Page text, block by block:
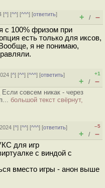
[^] [^^] [^^^] [ответить]
+ / –
с 100% фризом при
есть только для иксов,
я не понимаю,
[^] [^^] [^^^] [ответить]
+1
+ / –
cовсем никак - через
большой текст свёрнут,
[^] [^^] [^^^] [ответить]
–5
+ / –
для игр
с виндой с
вместо игры - анон выше